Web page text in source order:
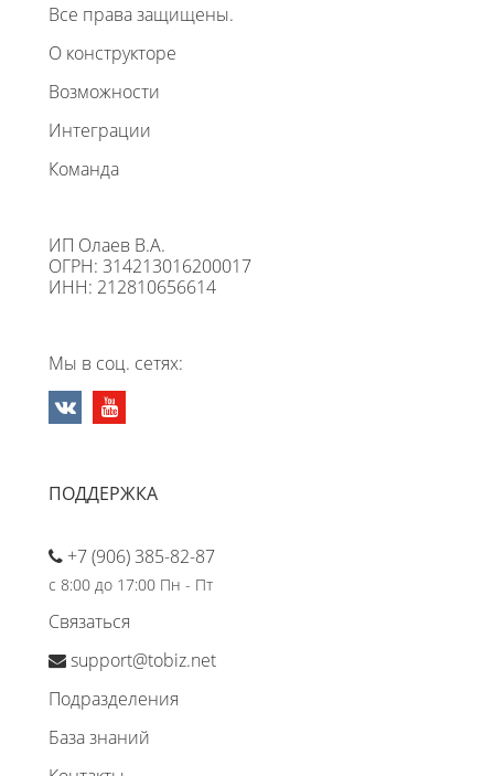
Все права защищены.
О конструкторе
Возможности
Интеграции
Команда
ИП Олаев В.А.
ОГРН: 314213016200017
ИНН: 212810656614
Мы в соц. сетях:
ПОДДЕРЖКА
+7 (906) 385-82-87
с 8:00 до 17:00 Пн - Пт
Связаться
support@tobiz.net
Подразделения
База знаний